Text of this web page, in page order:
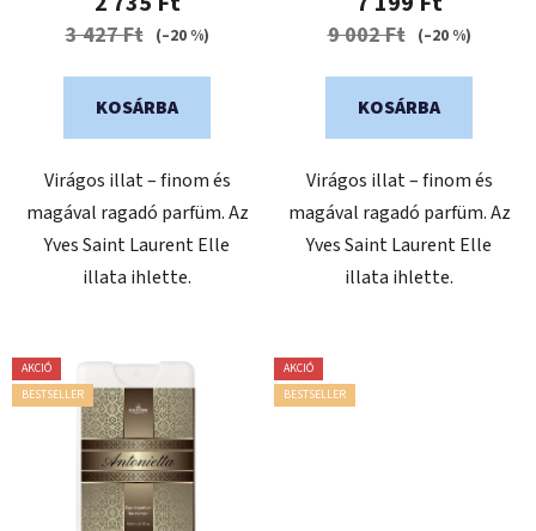
értékelése
0,0
3 427 Ft (–20 %)
KOSÁRBA
Virágos illat – finom és
magával ragadó parfüm. Az
Yves Saint Laurent Elle
illata ihlette.
9 002 Ft (–20 %)
KOSÁRBA
Virágos illat – finom és
magával ragadó parfüm. Az
Yves Saint Laurent Elle
illata ihlette.
AKCIÓ
BESTSELLER
AKCIÓ
BESTSELLER